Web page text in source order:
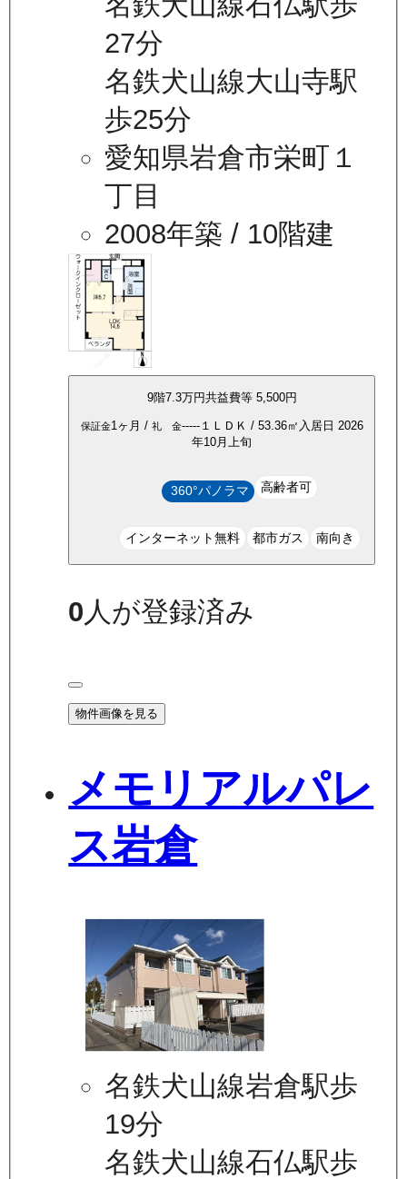
27分
名鉄犬山線大山寺駅
歩25分
愛知県岩倉市栄町１
丁目
2008年築 / 10階建
9階7.3万円共益費等 5,500円
保証金1ヶ月 / 礼 金-----１ＬＤＫ / 53.36㎡ 入居日 2026
年10月上旬
360°パノラマ 高齢者可
インターネット無料 都市ガス 南向き
0人が登録済み
物件画像を見る
メモリアルパレ
ス岩倉
名鉄犬山線岩倉駅歩
19分
名鉄犬山線石仏駅歩